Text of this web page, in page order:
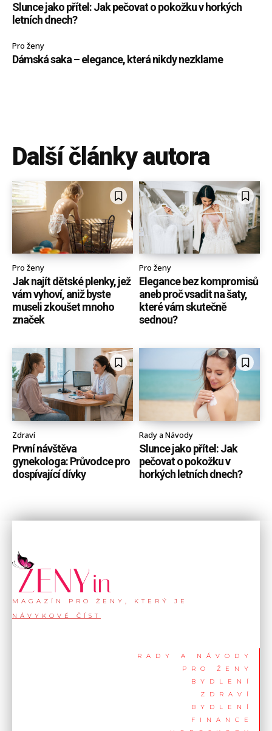
Slunce jako přítel: Jak pečovat o pokožku v horkých
letních dnech?
Pro ženy
Dámská saka – elegance, která nikdy nezklame
Další články autora
Pro ženy
Jak najít dětské plenky, jež
vám vyhoví, aniž byste
museli zkoušet mnoho
značek
Pro ženy
Elegance bez kompromisů
aneb proč vsadit na šaty,
které vám skutečně
sednou?
Zdraví
První návštěva
gynekologa: Průvodce pro
dospívající dívky
Rady a Návody
Slunce jako přítel: Jak
pečovat o pokožku v
horkých letních dnech?
MAGAZÍN PRO ŽENY, KTERÝ JE
NÁVYKOVÉ ČÍST
RADY A NÁVODY
PRO ŽENY
BYDLENÍ
ZDRAVÍ
BYDLENÍ
FINANCE